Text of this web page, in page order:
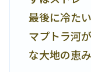
最後に冷た
マプトラ河
な大地の恵